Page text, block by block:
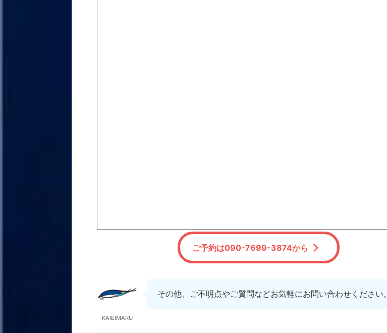
ご予約は090-7699-3874から
KAIEIMARU
その他、ご不明点やご質問などお気軽にお問い合わせください。